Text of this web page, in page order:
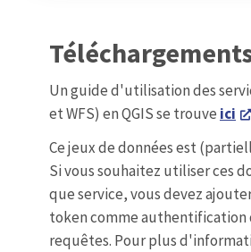
Un guide d'utilisation des
et WFS) en QGIS se trouve ici
Ce jeux de données est
Si vous souhaitez utiliser ces
que service, vous devez
token comme authentification
requêtes. Pour plus